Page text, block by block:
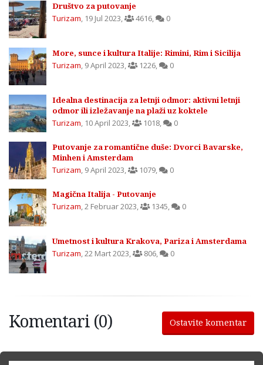
Društvo za putovanje
Turizam, 19 Jul 2023, 4616, 0
More, sunce i kultura Italije: Rimini, Rim i Sicilija
Turizam, 9 April 2023, 1226, 0
Idealna destinacija za letnji odmor: aktivni letnji
odmor ili izležavanje na plaži uz koktele
Turizam, 10 April 2023, 1018, 0
Putovanje za romantične duše: Dvorci Bavarske,
Minhen i Amsterdam
Turizam, 9 April 2023, 1079, 0
Magična Italija - Putovanje
Turizam,2 Februar 2023, 1345, 0
Umetnost i kultura Krakova, Pariza i Amsterdama
Turizam,22 Mart 2023, 806, 0
Komentari (0) Ostavite komentar